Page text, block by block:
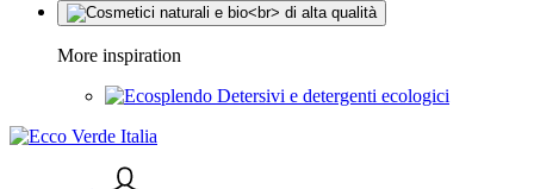
More inspiration
Detersivi e detergenti ecologici